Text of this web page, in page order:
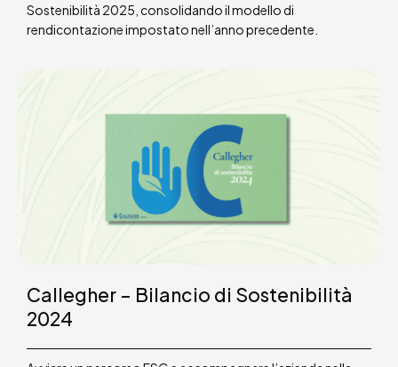
Sostenibilità 2025, consolidando il modello di
rendicontazione impostato nell’anno precedente.
Callegher – Bilancio di Sostenibilità
2024